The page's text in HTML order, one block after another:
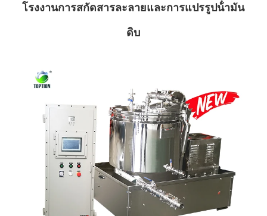
โรงงานการสกัดสารละลายและการแปรรูปน้ํามัน
ดิบ